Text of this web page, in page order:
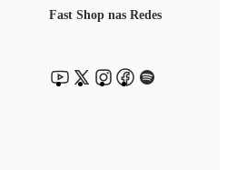
Fast Shop nas Redes